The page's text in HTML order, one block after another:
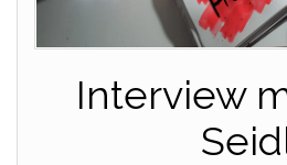
Interview